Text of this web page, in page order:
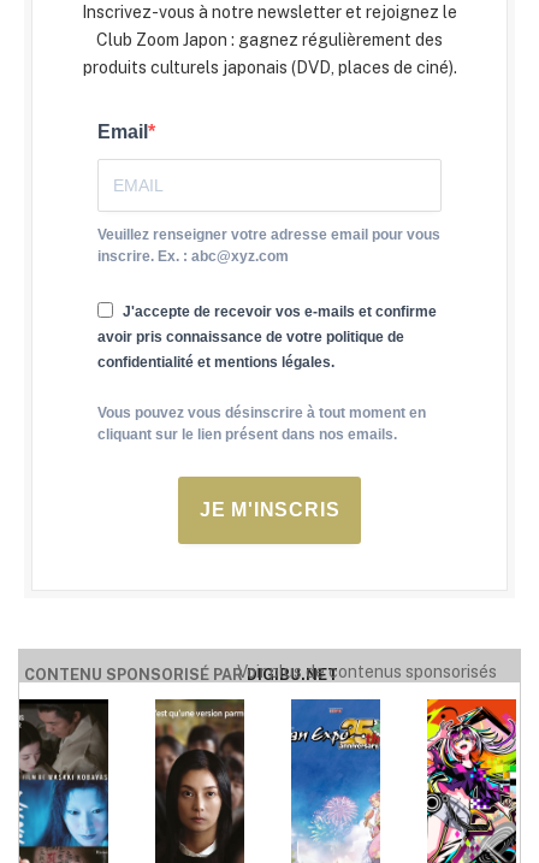
Inscrivez-vous à notre newsletter et rejoignez le
Club Zoom Japon : gagnez régulièrement des
produits culturels japonais (DVD, places de ciné).
Email
Veuillez renseigner votre adresse email pour vous
inscrire. Ex. : abc@xyz.com
J'accepte de recevoir vos e-mails et confirme
avoir pris connaissance de votre politique de
confidentialité et mentions légales.
Vous pouvez vous désinscrire à tout moment en
cliquant sur le lien présent dans nos emails.
JE M'INSCRIS
CONTENU SPONSORISÉ PARDIGIBU.NET
Voir plus de contenus sponsorisés